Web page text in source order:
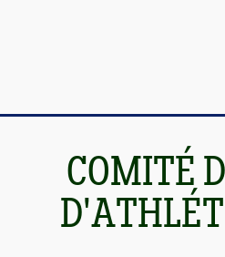
COMITÉ